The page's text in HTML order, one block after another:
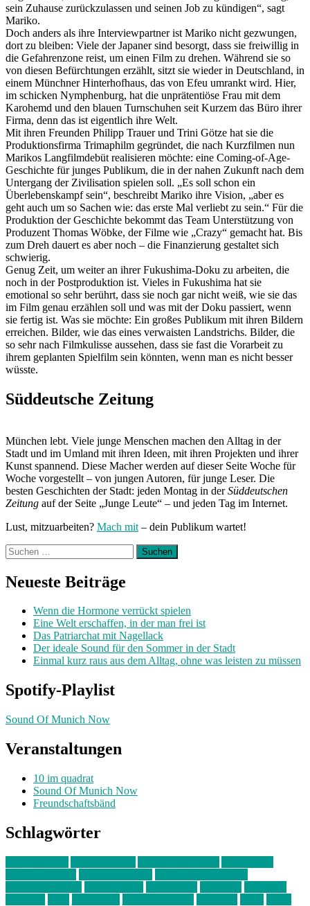
sein Zuhause zurückzulassen und seinen Job zu kündigen“, sagt
Mariko.
Doch anders als ihre Interviewpartner ist Mariko nicht gezwungen,
dort zu bleiben: Viele der Japaner sind besorgt, dass sie freiwillig in
die Gefahrenzone reist, um einen Film zu drehen. Während sie so
von diesen Befürchtungen erzählt, sitzt sie wieder in Deutschland, in
einem Münchner Hinterhofhaus, das von Efeu umrankt wird. Hier,
im schicken Nymphenburg, hat die unprätentiöse Frau mit dem
Karohemd und den blauen Turnschuhen seit Kurzem das Büro ihrer
Firma, denn das ist eigentlich ihre Welt.
Mit ihren Freunden Philipp Trauer und Trini Götze hat sie die
Produktionsfirma Trimaphilm gegründet, die nach Kurzfilmen nun
Marikos Langfilmdebüt realisieren möchte: eine Coming-of-Age-
Geschichte für junges Publikum, die in der nahen Zukunft nach dem
Untergang der Zivilisation spielen soll. „Es soll schon ein
Überlebenskampf sein“, beschreibt Mariko ihre Vision, „aber es
geht auch um so Sachen wie: das erste Mal verliebt zu sein.“ Für die
Produktion der Geschichte bekommt das Team Unterstützung von
Produzent Thomas Wöbke, der Filme wie „Crazy“ gemacht hat. Bis
zum Dreh dauert es aber noch – die Finanzierung gestaltet sich
schwierig.
Genug Zeit, um weiter an ihrer Fukushima-Doku zu arbeiten, die
noch in der Postproduktion ist. Vieles in Fukushima hat sie
emotional so sehr berührt, dass sie noch gar nicht weiß, wie sie das
im Film genau erzählen soll und was mit der Doku passiert, wenn
sie fertig ist. Was sie möchte: Ein großes Publikum mit ihren Bildern
erreichen. Bilder, wie das eines verwaisten Landstrichs. Bilder, die
so sehr nach Filmkulisse aussehen, dass sie fast die Vorarbeit zu
ihrem geplanten Spielfilm sein könnten, wenn man es nicht besser
wüsste.
Süddeutsche Zeitung
München lebt. Viele junge Menschen machen den Alltag in der
Stadt und im Umland mit ihren Ideen, mit ihren Projekten und ihrer
Kunst spannend. Diese Macher werden auf dieser Seite Woche für
Woche vorgestellt – von jungen Autoren, für junge Leser. Die
besten Geschichten der Stadt: jeden Montag in derSüddeutschen
Zeitung auf der Seite „Junge Leute“ – und jeden Tag im Internet.
Lust, mitzuarbeiten? Mach mit – dein Publikum wartet!
Suchen
nach:
Neueste Beiträge
Wenn die Hormone verrückt spielen
Eine Welt erschaffen, in der man frei ist
Das Patriarchat mit Nagellack
Der ideale Sound für den Sommer in der Stadt
Einmal kurz raus aus dem Alltag, ohne was leisten zu müssen
Spotify-Playlist
Sound Of Munich Now
Veranstaltungen
10 im quadrat
Sound Of Munich Now
Freundschaftsbänd
Schlagwörter